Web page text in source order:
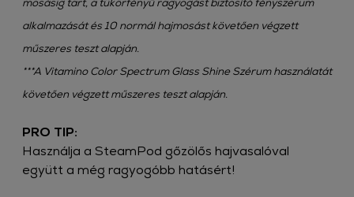
alkalmazását és 10 normál hajmosást követően végzett
műszeres teszt alapján.
***A Vitamino Color Spectrum Glass Shine Szérum használatát
követően végzett műszeres teszt alapján.
PRO TIP: ​
Használja a SteamPod gőzölős hajvasalóval
együtt a még ragyogóbb hatásért!​